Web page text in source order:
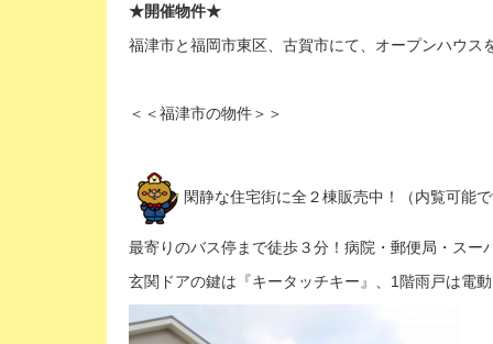
★開催物件★
福津市と福岡市東区、古賀市にて、オープンハウス
＜＜福津市の物件＞＞
閑静な住宅街に全２棟販売中！（内覧可能で
最寄りのバス停まで徒歩３分！病院・郵便局・スー
玄関ドアの鍵は『キータッチキー』、1階雨戸は電